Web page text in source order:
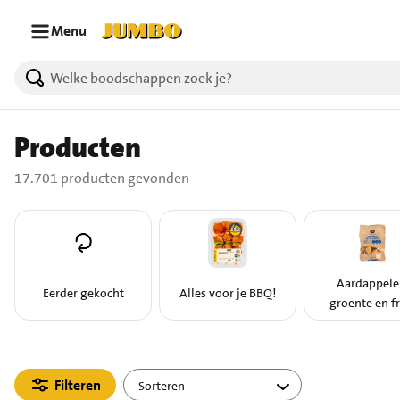
Menu
17701 producten gevonden.
Producten
17.701 producten gevonden
Eerder gekocht Alles voor je BBQ!
groente en
Filteren